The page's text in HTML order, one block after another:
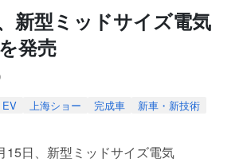
新型ミッドサイズ電気
発売
EV 上海ショー 完成車 新車・新技術
15日、新型ミッドサイズ電気